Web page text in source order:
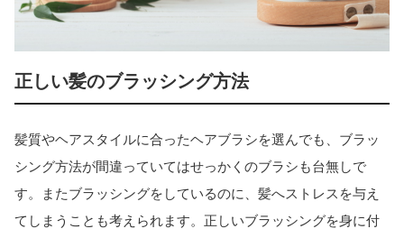
正しい髪のブラッシング方法
髪質やヘアスタイルに合ったヘアブラシを選んでも、ブラッ
シング方法が間違っていてはせっかくのブラシも台無しで
す。またブラッシングをしているのに、髪へストレスを与え
てしまうことも考えられます。正しいブラッシングを身に付